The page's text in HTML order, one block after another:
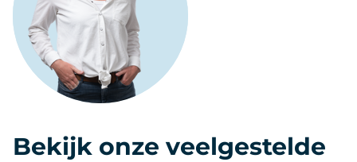
Bekijk onze veelgestelde